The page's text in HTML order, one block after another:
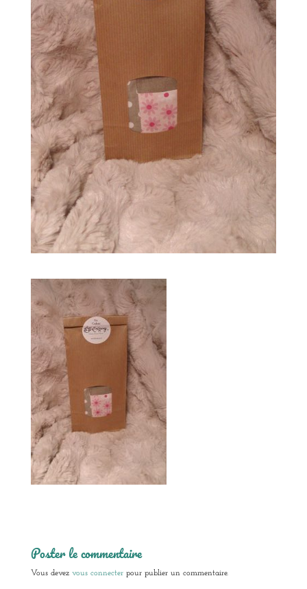
Poster le commentaire
Vous devez vous connecterpour publier un commentaire.